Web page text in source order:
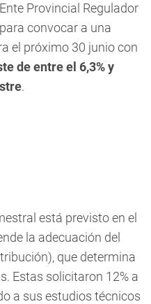
Provincial Regulador
convocar a una
el próximo 30 junio con
de entre el 6,3% y
.
está previsto en el
la adecuación del
que determina
Estas solicitaron 12% a
a sus estudios técnicos